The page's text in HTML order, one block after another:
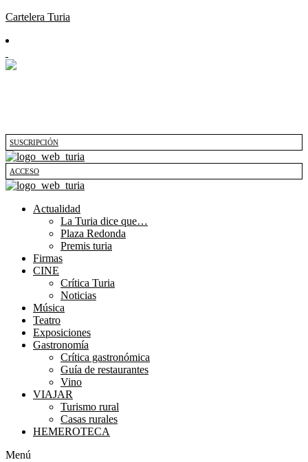
Cartelera Turia
SUSCRIPCIÓN
ACCESO
Actualidad
La Turia dice que…
Plaza Redonda
Premis turia
Firmas
CINE
Crítica Turia
Noticias
Música
Teatro
Exposiciones
Gastronomía
Crítica gastronómica
Guía de restaurantes
Vino
VIAJAR
Turismo rural
Casas rurales
HEMEROTECA
Menú